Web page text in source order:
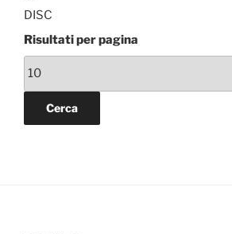
DISC
Risultati per pagina